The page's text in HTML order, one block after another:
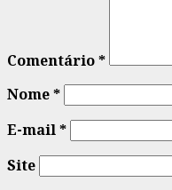
Comentário*
Nome*
E-mail*
Site